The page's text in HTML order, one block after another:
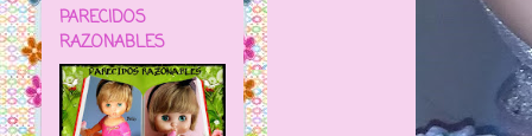
PARECIDOS
RAZONABLES